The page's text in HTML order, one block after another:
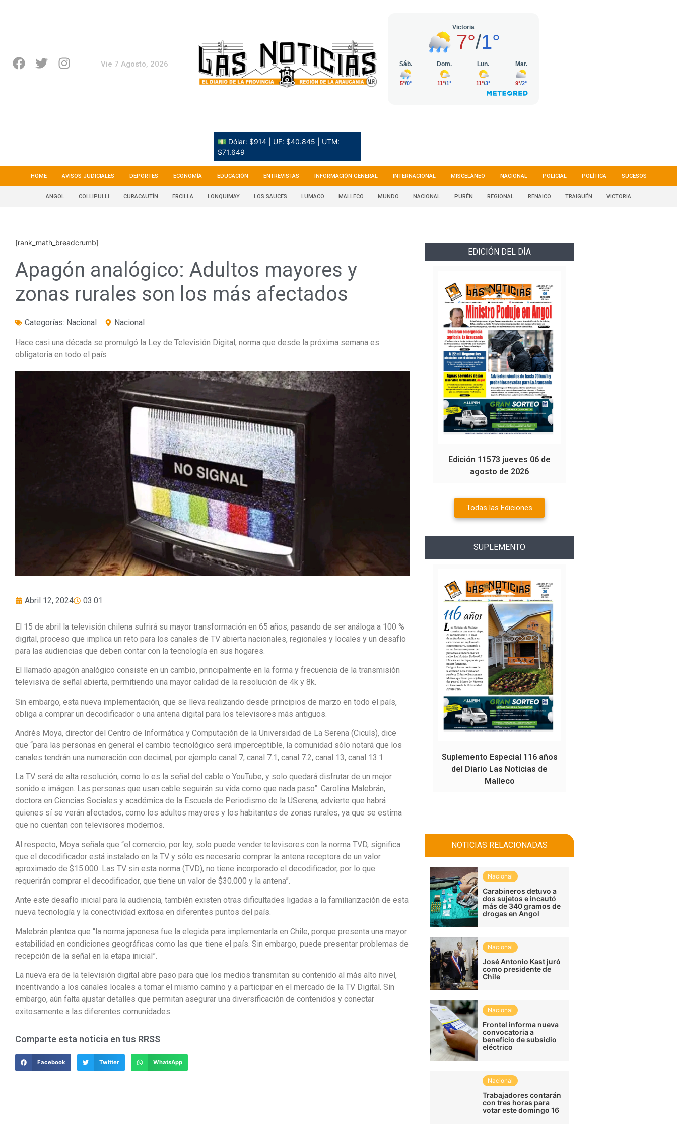
Vie 7 Agosto, 2026
💵 Dólar: $914 | UF: $40.845 | UTM:
$71.649
HOME AVISOS JUDICIALES DEPORTES ECONOMÍA EDUCACIÓN ENTREVISTAS INFORMACIÓN GENERAL INTERNACIONAL MISCELÁNEO NACIONAL POLICIAL POLÍTICA SUCESOS
ANGOL COLLIPULLI CURACAUTÍN ERCILLA LONQUIMAY LOS SAUCES LUMACO MALLECO MUNDO NACIONAL PURÉN REGIONAL RENAICO TRAIGUÉN VICTORIA
[rank_math_breadcrumb]
Apagón analógico: Adultos mayores y
zonas rurales son los más afectados
Categorías: Nacional Nacional
Hace casi una década se promulgó la Ley de Televisión Digital, norma que desde la próxima semana es
obligatoria en todo el país
Abril 12, 2024 03:01
El 15 de abril la televisión chilena sufrirá su mayor transformación en 65 años, pasando de ser análoga a 100 %
digital, proceso que implica un reto para los canales de TV abierta nacionales, regionales y locales y un desafío
para las audiencias que deben contar con la tecnología en sus hogares.
El llamado apagón analógico consiste en un cambio, principalmente en la forma y frecuencia de la transmisión
televisiva de señal abierta, permitiendo una mayor calidad de la resolución de 4k y 8k.
Sin embargo, esta nueva implementación, que se lleva realizando desde principios de marzo en todo el país,
obliga a comprar un decodificador o una antena digital para los televisores más antiguos.
Andrés Moya, director del Centro de Informática y Computación de la Universidad de La Serena (Ciculs), dice
que “para las personas en general el cambio tecnológico será imperceptible, la comunidad sólo notará que los
canales tendrán una numeración con decimal, por ejemplo canal 7, canal 7.1, canal 7.2, canal 13, canal 13.1
La TV será de alta resolución, como lo es la señal del cable o YouTube, y solo quedará disfrutar de un mejor
sonido e imágen. Las personas que usan cable seguirán su vida como que nada paso”. Carolina Malebrán,
doctora en Ciencias Sociales y académica de la Escuela de Periodismo de la USerena, advierte que habrá
quienes sí se verán afectados, como los adultos mayores y los habitantes de zonas rurales, ya que se estima
que no cuentan con televisores modernos.
Al respecto, Moya señala que “el comercio, por ley, solo puede vender televisores con la norma TVD, significa
que el decodificador está instalado en la TV y sólo es necesario comprar la antena receptora de un valor
aproximado de $15.000. Las TV sin esta norma (TVD), no tiene incorporado el decodificador, por lo que
requerirán comprar el decodificador, que tiene un valor de $30.000 y la antena”.
Ante este desafío inicial para la audiencia, también existen otras dificultades ligadas a la familiarización de esta
nueva tecnología y la conectividad exitosa en diferentes puntos del país.
Malebrán plantea que “la norma japonesa fue la elegida para implementarla en Chile, porque presenta una mayor
estabilidad en condiciones geográficas como las que tiene el país. Sin embargo, puede presentar problemas de
recepción de la señal en la etapa inicial”.
La nueva era de la televisión digital abre paso para que los medios transmitan su contenido al más alto nivel,
incentivando a los canales locales a tomar el mismo camino y a participar en el mercado de la TV Digital. Sin
embargo, aún falta ajustar detalles que permitan asegurar una diversificación de contenidos y conectar
exitosamente a las diferentes comunidades.
Comparte esta noticia en tus RRSS
Facebook Twitter WhatsApp
EDICIÓN DEL DÍA
Edición 11573 jueves 06 de
agosto de 2026
Todas las Ediciones
SUPLEMENTO
Suplemento Especial 116 años
del Diario Las Noticias de
Malleco
NOTICIAS RELACIONADAS
Nacional
Carabineros detuvo a
dos sujetos e incautó
más de 340 gramos de
drogas en Angol
Nacional
José Antonio Kast juró
como presidente de
Chile
Nacional
Frontel informa nueva
convocatoria a
beneficio de subsidio
eléctrico
Nacional
Trabajadores contarán
con tres horas para
votar este domingo 16